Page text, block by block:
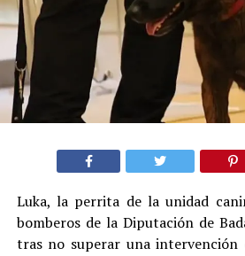
Luka, la perrita de la unidad
bomberos de la Diputación de
tras no superar una intervención